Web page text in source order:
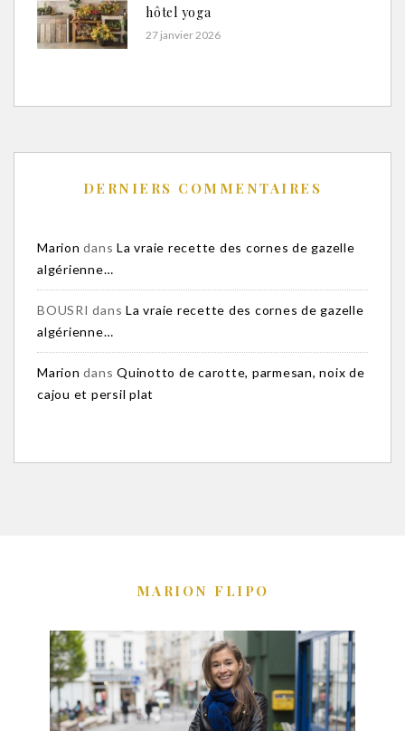
hôtel yoga
27 janvier 2026
DERNIERS COMMENTAIRES
Marion dans La vraie recette des cornes de gazelle
algérienne…
BOUSRI dans La vraie recette des cornes de gazelle
algérienne…
Marion dans Quinotto de carotte, parmesan, noix de
cajou et persil plat
MARION FLIPO